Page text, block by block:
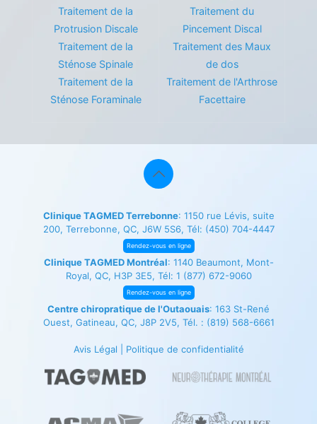
Traitement de la
Protrusion Discale
Traitement de la
Sténose Spinale
Traitement de la
Sténose Foraminale
Traitement du
Pincement Discal
Traitement des Maux
de dos
Traitement de l'Arthrose
Facettaire
Clinique TAGMED Terrebonne: 1150 rue Lévis, suite
200, Terrebonne, QC, J6W 5S6, Tél: (450) 704-4447
Rendez-vous en ligne
Clinique TAGMED Montréal: 1140 Beaumont, Mont-
Royal, QC, H3P 3E5, Tél: 1 (877) 672-9060
Rendez-vous en ligne
Centre chiropratique de l'Outaouais: 163 St-René
Ouest, Gatineau, QC, J8P 2V5, Tél. : (819) 568-6661
Avis Légal Politique de confidentialité